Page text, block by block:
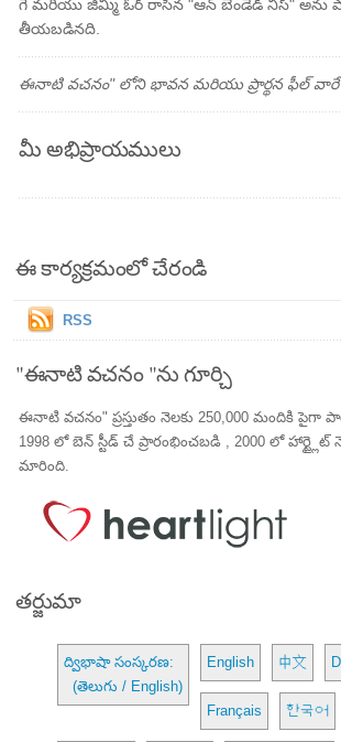
గే మరియు జిమ్మీ ఓర్ రాసిన "ఆన్ బెండెడ్ నీస్" అను
తీయబడినది.
ఈనాటి వచనం" లోని భావన మరియు ప్రార్థన ఫీల్
మీ అభిప్రాయములు
ఈ కార్యక్రమంలో చేరండి
RSS
"ఈనాటి వచనం "ను గూర్చి
ఈనాటి వచనం" ప్రస్తుతం నెలకు 250,000 మందికి పైగా
1998 లో బెన్ స్టీడ్ చే ప్రారంభించబడి , 2000 లో హార్ట్లైట్
మారింది.
తర్జుమా
ద్విభాషా సంస్కరణ:
(తెలుగు / English)
English 中文
Français 한국어